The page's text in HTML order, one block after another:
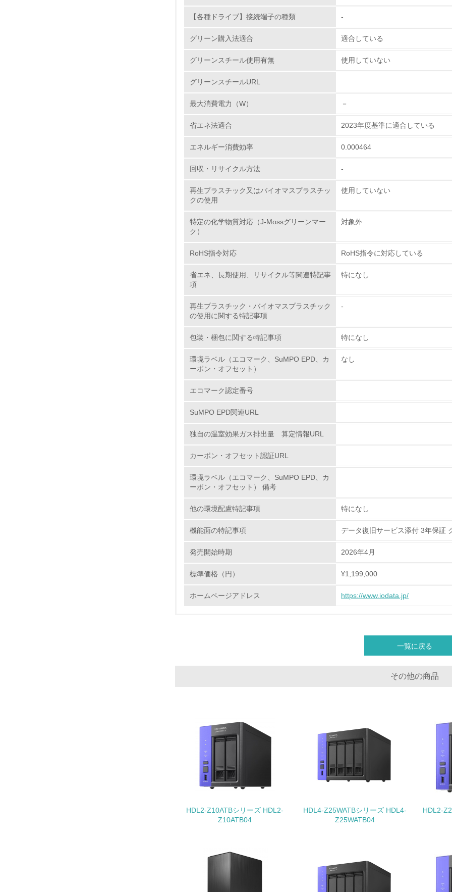
→ 導入している規格名
8. 第三者認証を取得している
資源・エネルギー
9. <L1> 資源（投入原料、水等）とエネルギー（電力、重油、ガス
10. <L2> 資源とエネルギーの使用量の把握をし、具体的な削減目標
環境配慮型製品・サービスの
11. <L1> 環境配慮型製品・サービスの製造・販売を積極的に行って
14. <L2> 購入している製品・サービスの量と種類を把握し、具体的
非該当（包装・物流を必要とする業務を行っていない）
15. <L1> 環境負荷ができるだけ小さい包装・梱包を行っている
19. <L1> 廃棄物の発生量の削減及びリサイクルの推進、適正処理を
20. <L2> 発生する廃棄物の量と種類を把握し、具体的な削減・リサ
<L1> 「生物多様性保全」に関する取り組み（例：森林保全活
購入、原材料のトレーサビリティの確認等）を行っている
地域への貢献
3.社会面の取り組み
No.
23. <L1> 「人権・労働等」に関する方針、規定等を持っている
4.環境面・社会面の情報公開他
【各種ドライブ】接続端子の種類 -
グリーン購入法適合 適合している
グリーンスチール使用有無 使用していない
グリーンスチールURL
最大消費電力（W） －
省エネ法適合 2023年度基準に適合している
エネルギー消費効率 0.000464
回収・リサイクル方法 -
再生プラスチック又はバイオマスプラスチッ
クの使用
使用していない
特定の化学物質対応（J-Mossグリーンマー
ク）
対象外
RoHS指令対応 RoHS指令に対応している
省エネ、長期使用、リサイクル等関連特記事
項
特になし
再生プラスチック・バイオマスプラスチック
の使用に関する特記事項
-
包装・梱包に関する特記事項 特になし
環境ラベル（エコマーク、SuMPO EPD、カ
ーボン・オフセット）
なし
エコマーク認定番号
SuMPO EPD関連URL
独自の温室効果ガス排出量 算定情報URL
カーボン・オフセット認証URL
環境ラベル（エコマーク、SuMPO EPD、カ
ーボン・オフセット） 備考
他の環境配慮特記事項 特になし
機能面の特記事項 データ復旧サービス添付 3年保証
発売開始時期 2026年4月
標準価格（円） ¥1,199,000
ホームページアドレス https://www.iodata.jp/
一覧に戻る
その他の商品
HDL2-Z10ATBシリーズ HDL2-
Z10ATB04
HDL4-Z25WATBシリーズ HDL4-
Z25WATB04
HDL2-